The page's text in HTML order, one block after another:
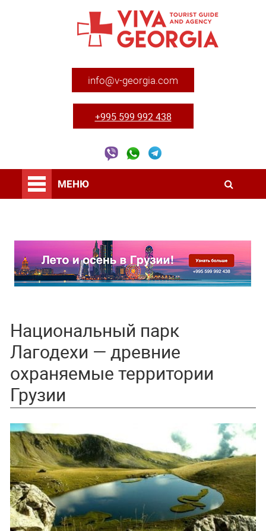
info@v-georgia.com
+995 599 992 438
МЕНЮ
Национальный парк
Лагодехи — древние
охраняемые территории
Грузии